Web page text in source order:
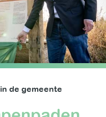
de gemeente